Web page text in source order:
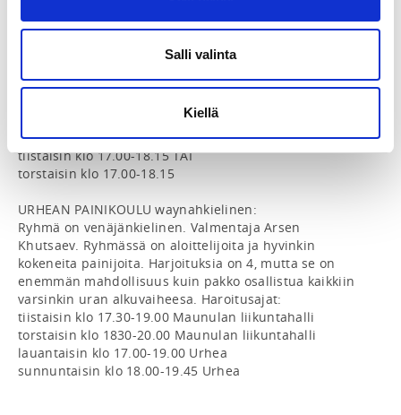
Salli valinta
Kiellä
torstaisin klo 17:15-18:30
tiistaisin klo 17.00-18.15 JA
MÄKELÄNRINTEEN PAINIKOULU B 1 x viikossa
tiistaisin klo 17.00-18.15 TAI
torstaisin klo 17.00-18.15
URHEAN PAINIKOULU waynahkielinen:
Ryhmä on venäjänkielinen. Valmentaja Arsen
Khutsaev. Ryhmässä on aloittelijoita ja hyvinkin
kokeneita painijoita. Harjoituksia on 4, mutta se on
enemmän mahdollisuus kuin pakko osallistua kaikkiin
varsinkin uran alkuvaiheesa. Haroitusajat:
tiistaisin klo 17.30-19.00 Maunulan liikuntahalli
torstaisin klo 1830-20.00 Maunulan liikuntahalli
lauantaisin klo 17.00-19.00 Urhea
sunnuntaisin klo 18.00-19.45 Urhea